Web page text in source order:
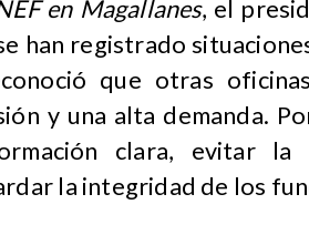
en Magallanes, el
han registrado
que otras
y una alta demanda.
clara, evitar la
la integridad de los